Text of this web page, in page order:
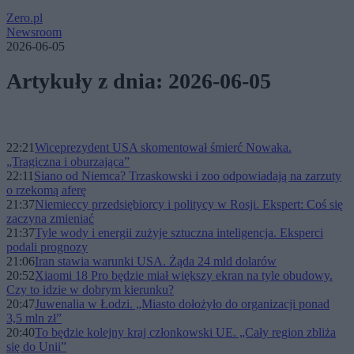
Zero.pl
Newsroom
2026-06-05
Artykuły z dnia: 2026-06-05
22:21Wiceprezydent USA skomentował śmierć Nowaka.
„Tragiczna i oburzająca”
22:11 Siano od Niemca? Trzaskowski i zoo odpowiadają na zarzuty
o rzekomą aferę
21:37Niemieccy przedsiębiorcy i politycy w Rosji. Ekspert: Coś się
zaczyna zmieniać
21:37Tyle wody i energii zużyje sztuczna inteligencja. Eksperci
podali prognozy
21:06Iran stawia warunki USA. Żąda 24 mld dolarów
20:52Xiaomi 18 Pro będzie miał większy ekran na tyle obudowy.
Czy to idzie w dobrym kierunku?
20:47Juwenalia w Łodzi. „Miasto dołożyło do organizacji ponad
3,5 mln zł”
20:40To będzie kolejny kraj członkowski UE. „Cały region zbliża
się do Unii”